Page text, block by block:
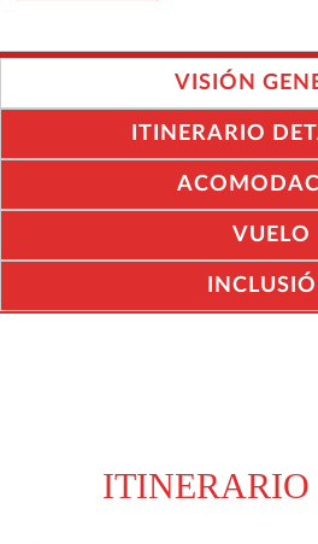
VISIÓN
ITINERARIO
VUELO
ITINERARIO